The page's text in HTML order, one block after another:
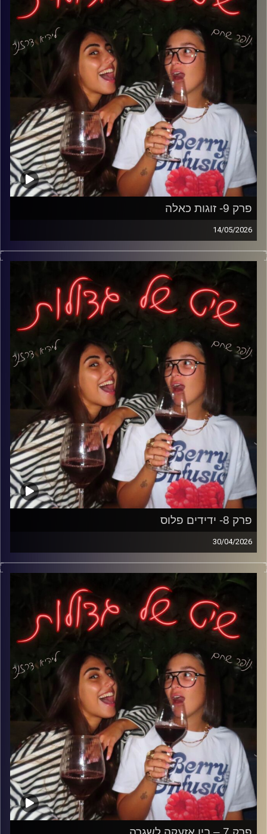
מהשירותים במסיבה ועד הסטנדרטים הפסיכיים, מהאינטואיציה
הנשית ועד בנות שלא אוהבות בנות,
פרק על כל הדברים שרק בנות יבינו באמת,
ולמה בסוף עם כל הבלאגן- אף אחת לא הייתה מוותרת על זה.
קרדיט תמונות: נופר שחם
פרק 9- זוגות כאלה
14/05/2026
אחרי שדיברנו על ידידים הגיע הזמן לשלב הבא בפירמידה-
זוגיות.
פרק על כל מה שלא תמיד רואים מבחוץ: ריבים, השוואות,
משפחות, ידידות, לחץ להתקדם וכל המחשבות שבאות עם
זוגיות בגיל שלנו.
למה כולן מרגישות שלכולם יש קשר מושלם חוץ מהן, איך
יודעים מה נכון לנו ולמה כולם מראים באינסטגרם שהכל
מושלם, כשהמציאות לגמרי אחרת…
קרדיט תמונות: נופר שחם
פרק 8- ידידים פלוס
30/04/2026
דייטים, ידידים ושידוכים- ומה קורה כשזה נהיה מסובך מדי.
מי משלם, מי מתערב ומה עושים כשחבר שלך מכיר לך מישהו
וזה מתפוצץ לך בפנים.
והשאלה הגדולה- יש דבר כזה ידידים? או שכולם קצת
משקרים לעצמם…?
קרדיט תמונות: נופר שחם